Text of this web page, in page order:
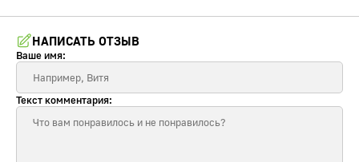
НАПИСАТЬ ОТЗЫВ
Ваше имя:
Текст комментария: